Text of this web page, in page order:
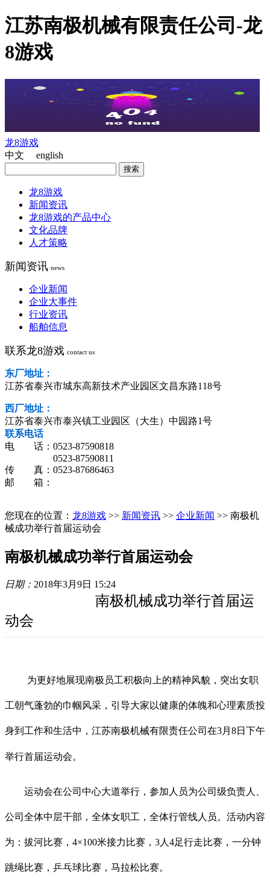
江苏南极机械有限责任公司-龙
8游戏
龙8游戏
中文 english
龙8游戏
新闻资讯
龙8游戏的产品中心
文化品牌
人才策略
新闻资讯 news
企业新闻
企业大事件
行业资讯
船舶信息
联系龙8游戏 contact us
东厂地址：
江苏省泰兴市城东高新技术产业园区文昌东路118号
西厂地址：
江苏省泰兴市泰兴镇工业园区（大生）中园路1号
联系电话
电 话：0523-87590818
0523-87590811
传 真：0523-87686463
邮 箱：
您现在的位置： 龙8游戏 >> 新闻资讯 >> 企业新闻 >> 南极机
械成功举行首届运动会
南极机械成功举行首届运动会
日期： 2018年3月9日 15:24
南极机械成功举行首届运
动会
为更好地展现南极员工积极向上的精神风貌，突出女职
工朝气蓬勃的巾帼风采，引导大家以健康的体魄和心理素质投
身到工作和生活中，江苏南极机械有限责任公司在3月 8日下午
举行首届运动会。
运动会在公司中心大道举行，参加人员为公司级负责人、
公司全体中层干部，全体女职工，全体行管线人员。活动内容
为：拔河比赛， 4×100米接力比赛， 3人 4足行走比赛，一分钟
跳绳比赛，乒乓球比赛，马拉松比赛。